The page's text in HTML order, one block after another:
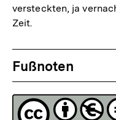
Auflösung
versteckten, ja
Zeit.
Fussnoten
Fußnoten
Lizenz